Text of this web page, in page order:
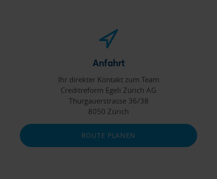
Anfahrt
Ihr direkter Kontakt zum Team
Creditreform Egeli Zürich AG
Thurgauerstrasse 36/38
8050 Zürich
ROUTE PLANEN